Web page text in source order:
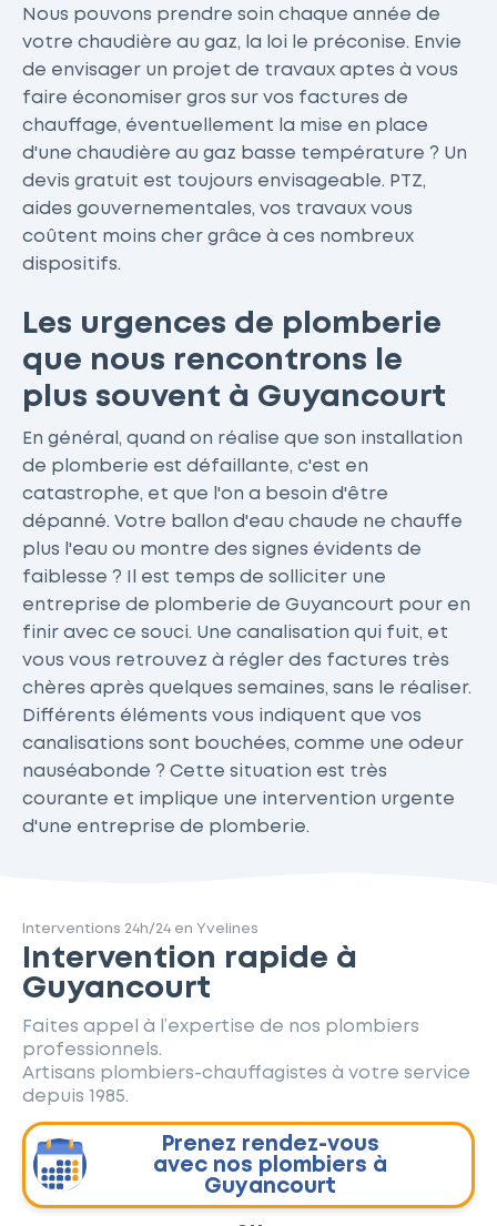
Nous pouvons prendre soin chaque année de
votre chaudière au gaz, la loi le préconise. Envie
de envisager un projet de travaux aptes à vous
faire économiser gros sur vos factures de
chauffage, éventuellement la mise en place
d'une chaudière au gaz basse température ? Un
devis gratuit est toujours envisageable. PTZ,
aides gouvernementales, vos travaux vous
coûtent moins cher grâce à ces nombreux
dispositifs.
Les urgences de plomberie
que nous rencontrons le
plus souvent à Guyancourt
En général, quand on réalise que son installation
de plomberie est défaillante, c'est en
catastrophe, et que l'on a besoin d'être
dépanné. Votre ballon d'eau chaude ne chauffe
plus l'eau ou montre des signes évidents de
faiblesse ? Il est temps de solliciter une
entreprise de plomberie de Guyancourt pour en
finir avec ce souci. Une canalisation qui fuit, et
vous vous retrouvez à régler des factures très
chères après quelques semaines, sans le réaliser.
Différents éléments vous indiquent que vos
canalisations sont bouchées, comme une odeur
nauséabonde ? Cette situation est très
courante et implique une intervention urgente
d'une entreprise de plomberie.
Interventions 24h/24 en Yvelines
Intervention rapide à
Guyancourt
Faites appel à l’expertise de nos plombiers
professionnels.
Artisans plombiers-chauffagistes à votre service
depuis 1985.
Prenez rendez-vous
avec nos plombiers à
Guyancourt